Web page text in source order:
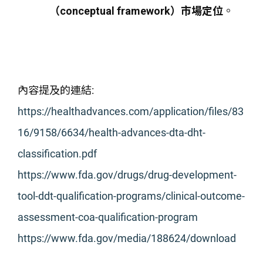
（conceptual framework）市場定位 。
內容提及的連結:
https://healthadvances.com/application/files/83
16/9158/6634/health-advances-dta-dht-
classification.pdf
https://www.fda.gov/drugs/drug-development-
tool-ddt-qualification-programs/clinical-outcome-
assessment-coa-qualification-program
https://www.fda.gov/media/188624/download